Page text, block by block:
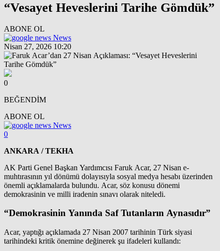
“Vesayet Heveslerini Tarihe Gömdük”
ABONE OL
News
Nisan 27, 2026 10:20
0
BEĞENDİM
ABONE OL
News
0
ANKARA / TEKHA
AK Parti Genel Başkan Yardımcısı Faruk Acar, 27 Nisan e-
muhtırasının yıl dönümü dolayısıyla sosyal medya hesabı üzerinden
önemli açıklamalarda bulundu. Acar, söz konusu dönemi
demokrasinin ve milli iradenin sınavı olarak niteledi.
“Demokrasinin Yanında Saf Tutanların Aynasıdır”
Acar, yaptığı açıklamada 27 Nisan 2007 tarihinin Türk siyasi
tarihindeki kritik önemine değinerek şu ifadeleri kullandı: